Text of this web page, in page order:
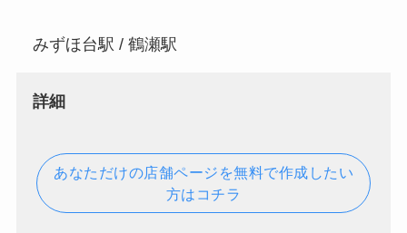
みずほ台駅 / 鶴瀬駅
詳細
あなただけの店舗ページを無料で作成したい
方はコチラ